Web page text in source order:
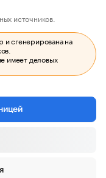
источников.
и сгенерирована на
имеет деловых